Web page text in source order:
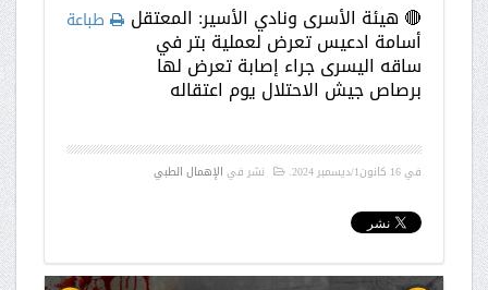
طباعة 🔴 هيئة الأسرى ونادي الأسير: المعتقل
أسامة ادعيس تعرض لعملية بتر في
ساقه اليسرى جراء إصابة تعرض لها
برصاص جيش الاحتلال يوم اعتقاله
في16 كانون1/ديسمبر 2024 . نشر في الإهمال الطبي